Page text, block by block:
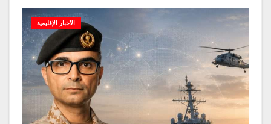
الأخبار الإقليمية